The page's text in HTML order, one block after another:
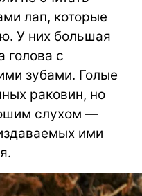
лап, которые
У них большая
голова с
зубами. Голые
раковин, но
слухом —
ими